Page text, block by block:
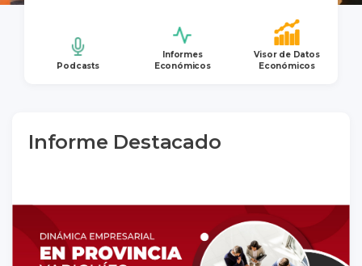
Podcasts
Informes
Económicos
Visor de Datos
Económicos
Informe Destacado